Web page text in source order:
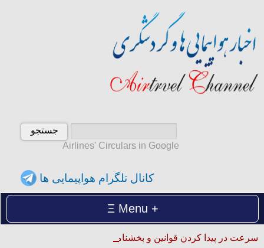
Airlines' Circulars in Google
کانال تلگرام هواپیمایی ها
Menu
سرعت در پیدا کردن قوانین و بخشنامه ها
Friday 7 August 2026